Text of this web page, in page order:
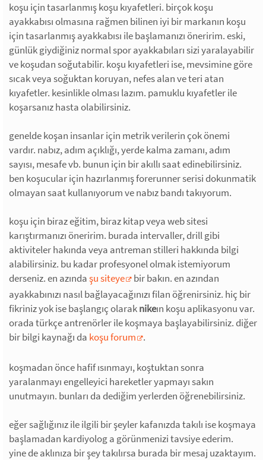
koşu için tasarlanmış koşu kıyafetleri. birçok koşu
ayakkabısı olmasına rağmen bilinen iyi bir markanın koşu
için tasarlanmış ayakkabısı ile başlamanızı öneririm. eski,
günlük giydiğiniz normal spor ayakkabıları sizi yaralayabilir
ve koşudan soğutabilir. koşu kıyafetleri ise, mevsimine göre
sıcak veya soğuktan koruyan, nefes alan ve teri atan
kıyafetler. kesinlikle olması lazım. pamuklu kıyafetler ile
koşarsanız hasta olabilirsiniz.
genelde koşan insanlar için metrik verilerin çok önemi
vardır. nabız, adım açıklığı, yerde kalma zamanı, adım
sayısı, mesafe vb. bunun için bir akıllı saat edinebilirsiniz.
ben koşucular için hazırlanmış forerunner serisi dokunmatik
olmayan saat kullanıyorum ve nabız bandı takıyorum.
koşu için biraz eğitim, biraz kitap veya web sitesi
karıştırmanızı öneririm. burada intervaller, drill gibi
aktiviteler hakında veya antreman stilleri hakkında bilgi
alabilirsiniz. bu kadar profesyonel olmak istemiyorum
derseniz. en azındaşu siteye
bir bakın. en azından
ayakkabınızı nasıl bağlayacağınızı filan öğrenirsiniz. hiç bir
fikriniz yok ise başlangıç olaraknikeın koşu aplikasyonu var.
orada türkçe antrenörler ile koşmaya başlayabilirsiniz. diğer
bir bilgi kaynağı da koşu forum .
koşmadan önce hafif ısınmayı, koştuktan sonra
yaralanmayı engelleyici hareketler yapmayı sakın
unutmayın. bunları da dediğim yerlerden öğrenebilirsiniz.
eğer sağlığınız ile ilgili bir şeyler kafanızda takılı ise koşmaya
başlamadan kardiyolog a görünmenizi tavsiye ederim.
yine de aklınıza bir şey takılırsa burada bir mesaj uzaktayım.